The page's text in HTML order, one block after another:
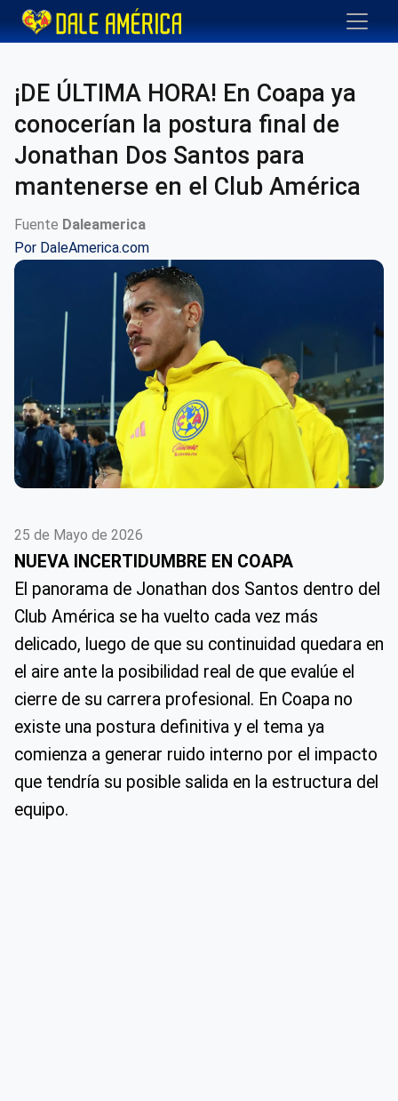
¡DE ÚLTIMA HORA! En Coapa ya
conocerían la postura final de
Jonathan Dos Santos para
mantenerse en el Club América
Fuente Daleamerica
Por DaleAmerica.com
25 de Mayo de 2026
NUEVA INCERTIDUMBRE EN COAPA
El panorama de Jonathan dos Santos dentro del
Club América se ha vuelto cada vez más
delicado, luego de que su continuidad quedara en
el aire ante la posibilidad real de que evalúe el
cierre de su carrera profesional. En Coapa no
existe una postura definitiva y el tema ya
comienza a generar ruido interno por el impacto
que tendría su posible salida en la estructura del
equipo.